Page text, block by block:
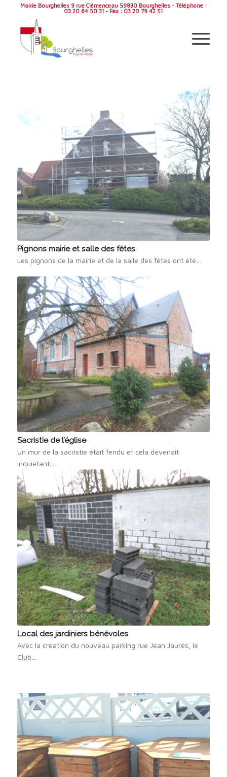
Mairie Bourghelles 9 rue Clémenceau 59830 Bourghelles - Téléphone :
03 20 84 50 31 - Fax : 03 20 79 42 51
Pignons mairie et salle des fêtes
Les pignons de la mairie et de la salle des fêtes ont été…
Sacristie de l’église
Un mur de la sacristie était fendu et cela devenait
inquiétant.…
Local des jardiniers bénévoles
Avec la création du nouveau parking rue Jean Jaurès, le
Club…